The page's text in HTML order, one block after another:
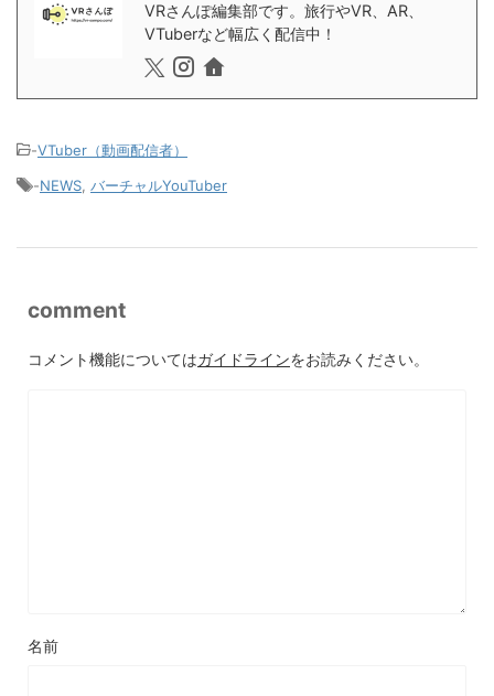
VRさんぽ編集部です。旅行やVR、AR、
VTuberなど幅広く配信中！
-VTuber（動画配信者）
-NEWS, バーチャルYouTuber
comment
コメント機能についてはガイドラインをお読みください。
名前